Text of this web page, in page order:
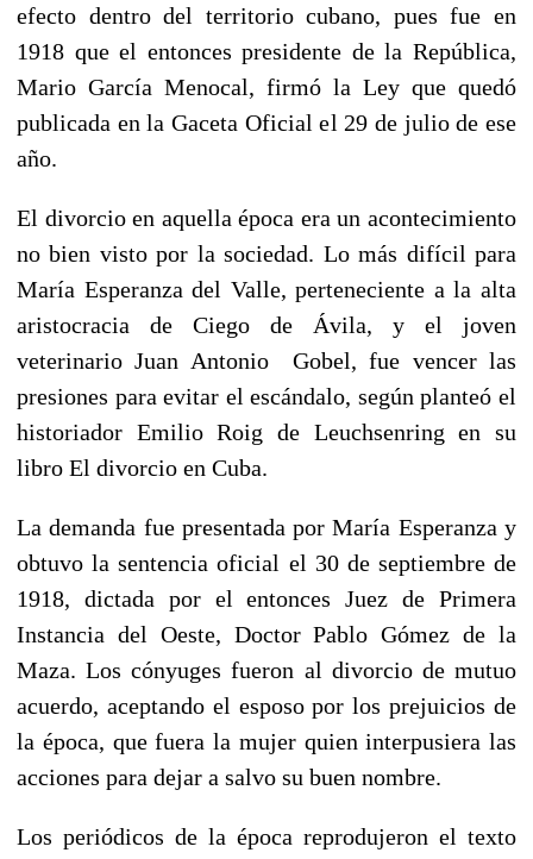
efecto dentro del territorio cubano, pues fue en
1918 que el entonces presidente de la República,
Mario García Menocal, firmó la Ley que quedó
publicada en la Gaceta Oficial el 29 de julio de ese
año.
El divorcio en aquella época era un acontecimiento
no bien visto por la sociedad. Lo más difícil para
María Esperanza del Valle, perteneciente a la alta
aristocracia de Ciego de Ávila, y el joven
veterinario Juan Antonio Gobel, fue vencer las
presiones para evitar el escándalo, según planteó el
historiador Emilio Roig de Leuchsenring en su
libro El divorcio en Cuba.
La demanda fue presentada por María Esperanza y
obtuvo la sentencia oficial el 30 de septiembre de
1918, dictada por el entonces Juez de Primera
Instancia del Oeste, Doctor Pablo Gómez de la
Maza. Los cónyuges fueron al divorcio de mutuo
acuerdo, aceptando el esposo por los prejuicios de
la época, que fuera la mujer quien interpusiera las
acciones para dejar a salvo su buen nombre.
Los periódicos de la época reprodujeron el texto